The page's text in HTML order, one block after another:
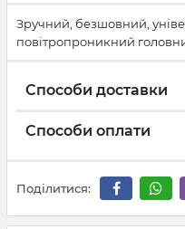
Зручний, безшовний,
повітропроникний
Способи доставки
Способи оплати
Поділитися: